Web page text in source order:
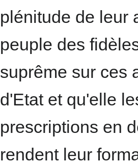
plénitude de leur
peuple des
suprême sur ces
d'Etat et qu'elle
prescriptions en
rendent leur